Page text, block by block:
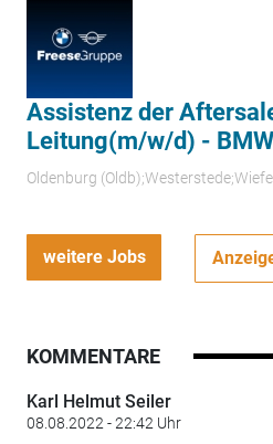
Assistenz der
Leitung(m/w/d) -
Oldenburg
weitere Jobs
KOMMENTARE
Karl Helmut Seiler
08.08.2022 - 22:42 Uhr